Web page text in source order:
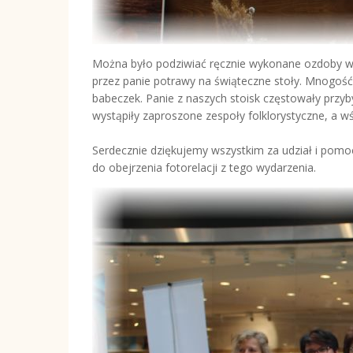
Można było podziwiać ręcznie wykonane ozdoby
przez panie potrawy na świąteczne stoły.
babeczek. Panie z naszych stoisk częstowały
wystąpiły zaproszone zespoły folklorystyczne, a
Serdecznie dziękujemy wszystkim za udział i
do obejrzenia fotorelacji z tego wydarzenia.